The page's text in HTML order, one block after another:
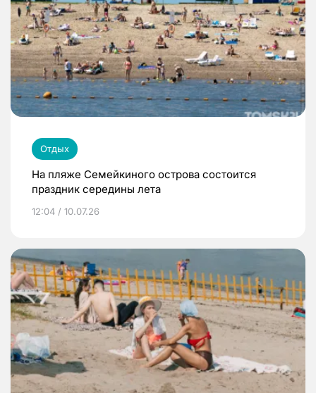
Отдых
На пляже Семейкиного острова состоится
праздник середины лета
12:04 / 10.07.26